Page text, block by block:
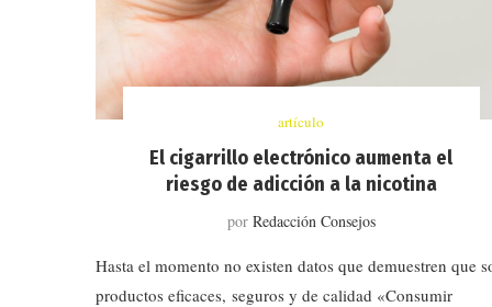
artículo
El cigarrillo electrónico aumenta el
riesgo de adicción a la nicotina
por Redacción Consejos
Hasta el momento no existen datos que demuestren que
productos eficaces, seguros y de calidad «Consumir